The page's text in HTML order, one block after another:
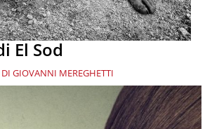
El Sod
DI GIOVANNI MEREGHETTI